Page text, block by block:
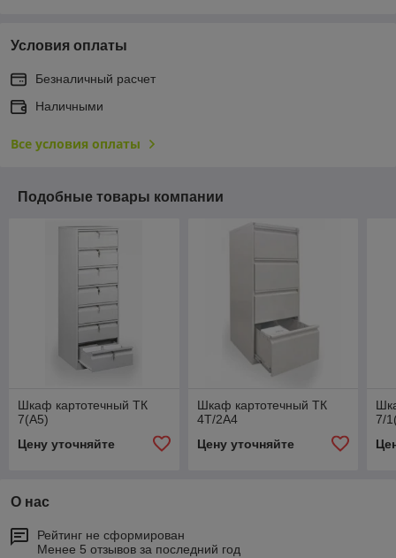
Условия оплаты
Безналичный расчет
Наличными
Все условия оплаты
Подобные товары компании
Шкаф картотечный ТК
7(А5)
Цену уточняйте
Шкаф картотечный ТК
4Т/2А4
Цену уточняйте
7/
О нас
Рейтинг не сформирован
Менее 5 отзывов за последний год